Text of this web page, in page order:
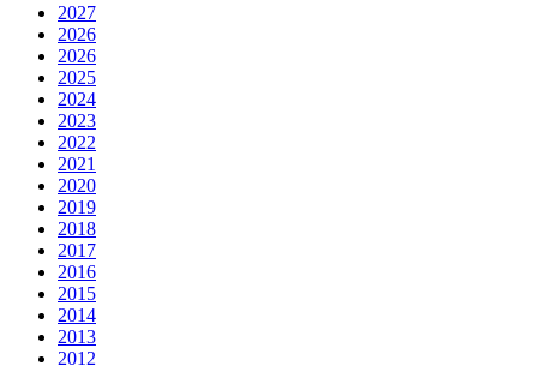
2027
2026
2026
2025
2024
2023
2022
2021
2020
2019
2018
2017
2016
2015
2014
2013
2012